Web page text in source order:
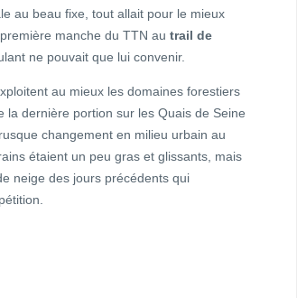
au beau fixe, tout allait pour le mieux
manche du TTN au trail de
ne pouvait que lui convenir.
au mieux les domaines forestiers
la dernière portion sur les Quais de Seine
changement en milieu urbain au
étaient un peu gras et glissants, mais
neige des jours précédents qui